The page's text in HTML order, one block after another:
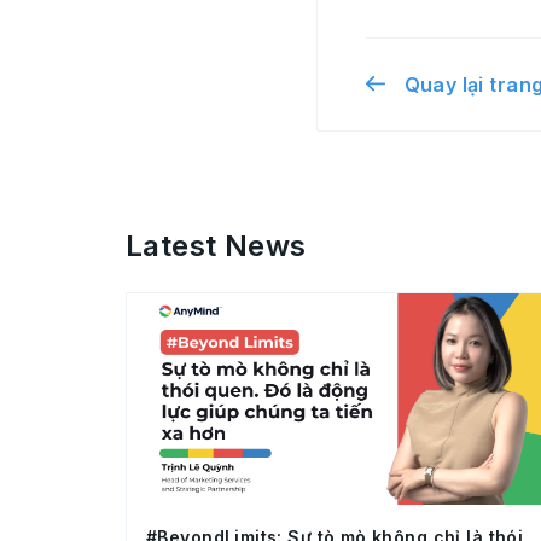
Quay lại
Latest News
#BeyondLimits: Sự tò mò không chỉ là thói